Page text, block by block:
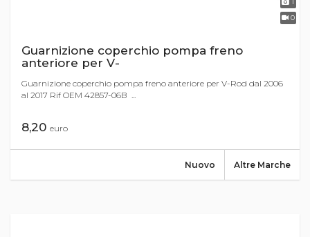
1
0
Guarnizione coperchio pompa freno
anteriore per V-
Guarnizione coperchio pompa freno anteriore per V-Rod dal 2006
al 2017 Rif OEM 42857-06B ...
8,20 euro
Altre Marche
Nuovo